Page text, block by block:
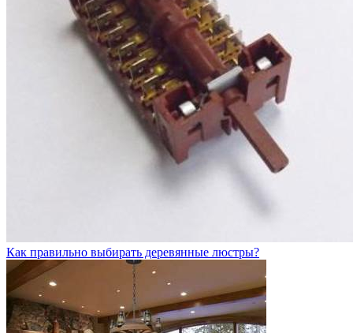
Как правильно выбирать деревянные люстры?